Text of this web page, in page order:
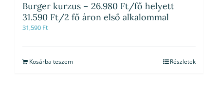
Burger kurzus – 26.980 Ft/fő helyett
31.590 Ft/2 fő áron első alkalommal
31,590 Ft
Kosárba teszem Részletek